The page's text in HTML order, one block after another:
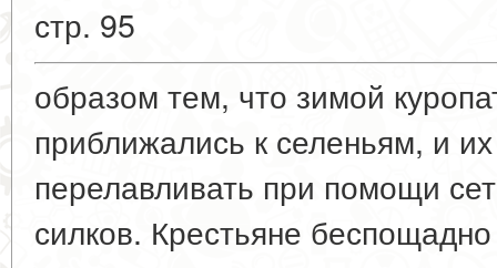
стр. 95
образом тем, что зимой
приближались к селеньям, и
перелавливать при помощи
силков. Крестьяне